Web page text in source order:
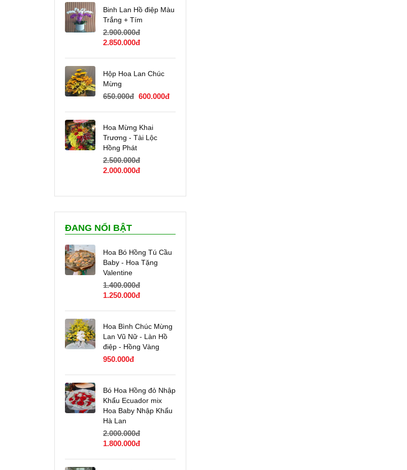
600.000đ.là:
Binh Lan Hồ điệp Màu
Trắng + Tím
2.900.000đ
Giá
2.900.000đ.
2.850.000đ
là:
Hộp Hoa Lan Chúc
Mừng
650.000đ Giá
650.000đ.
600.000đ
Hoa Mừng Khai
Trương - Tài Lộc
Hồng Phát
2.500.000đ
Giá
2.000.000đ
2.000.000đ.
ĐANG NỔI BẬT
Hoa Bó Hồng Tú Cầu
Baby - Hoa Tặng
Valentine
1.400.000đ
Giá
1.400.000đ.
1.250.000đ
là:
1.250.000đ.
Hoa Bình Chúc Mừng
Lan Vũ Nữ - Làn Hồ
điệp - Hồng Vàng
950.000đ
Bó Hoa Hồng đỏ Nhập
Khẩu Ecuador mix
Hoa Baby Nhập Khẩu
Hà Lan
2.000.000đ
Giá
1.800.000đ